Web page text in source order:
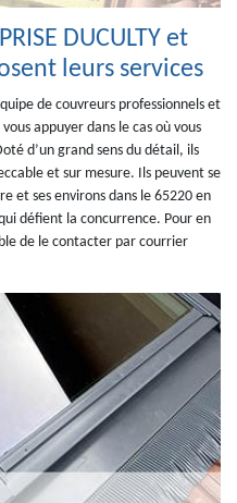
DUCULTY et
leurs services
de couvreurs professionnels et
appuyer dans le cas où vous
d’un grand sens du détail, ils
et sur mesure. Ils peuvent se
et ses environs dans le 65220 en
défient la concurrence. Pour en
de le contacter par courrier